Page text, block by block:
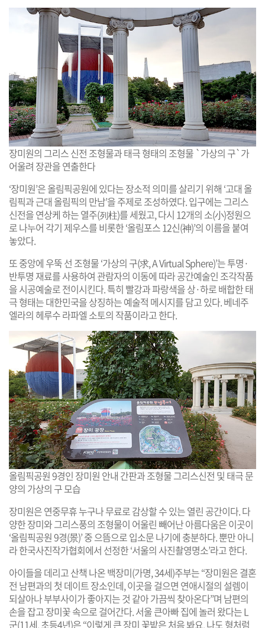
장미원의 그리스 신전 조형물과 태극 형태의 조형물 `가상의 구`가
어울려 장관을 연출한다
‘장미원’은 올림픽공원에 있다는 장소적 의미를 살리기 위해 ‘고대 올
림픽과 근대 올림픽의 만남’을 주제로 조성하였다. 입구에는 그리스
신전을 연상케 하는 열주(列柱)를 세웠고, 다시 12개의 소(小)정원으
로 나누어 각기 제우스를 비롯한 ‘올림포스 12신(神)’의 이름을 붙여
놓았다.
또 중앙에 우뚝 선 조형물 ‘가상의 구(求, A Virtual Sphere)’는 투명·
반투명 재료를 사용하여 관람자의 이동에 따라 공간예술인 조각작품
을 시공예술로 전이시킨다. 특히 빨강과 파랑색을 상·하로 배합한 태
극 형태는 대한민국을 상징하는 예술적 메시지를 담고 있다. 베네주
엘라의 헤루수 라파엘 소토의 작품이라고 한다.
올림픽공원 9경인 장미원 안내 간판과 조형물 그리스신전 및 태극 문
양의 가상의 구 모습
장미원은 연중무휴 누구나 무료로 감상할 수 있는 열린 공간이다. 다
양한 장미와 그리스풍의 조형물이 어울린 빼어난 아름다움은 이곳이
‘올림픽공원 9경(景)’ 중 으뜸으로 입소문 나기에 충분하다. 뿐만 아니
라 한국사진작가협회에서 선정한 ‘서울의 사진촬영명소’라고 한다.
아이들을 데리고 산책 나온 백장미(가명, 34세)주부는 “장미원은 결혼
전 남편과의 첫 데이트 장소인데, 이곳을 걸으면 연애시절의 설렘이
되살아나 부부사이가 좋아지는 것 같아 가끔씩 찾아온다”며 남편의
손을 잡고 장미꽃 속으로 걸어간다. 서울 큰아빠 집에 놀러 왔다는 L
군(11세, 초등4년)은 “이렇게 큰 장미 꽃밭은 처음 봐요, 나도 형처럼